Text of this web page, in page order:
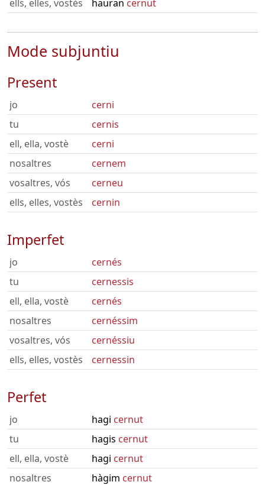
ells, elles, vostès hauran cernut
Mode subjuntiu
Present
jo
cerni
tu
cernis
ell, ella, vostè
cerni
nosaltres
cernem
vosaltres, vós
cerneu
ells, elles, vostès
cernin
Imperfet
jo
cernés
tu
cernessis
ell, ella, vostè
cernés
nosaltres
cernéssim
vosaltres, vós
cernéssiu
ells, elles, vostès
cernessin
Perfet
jo hagi cernut
tu
hagis cernut
ell, ella, vostè
hagi cernut
nosaltres
hàgim cernut